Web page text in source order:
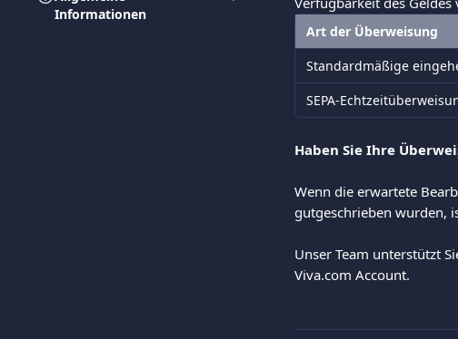
Informationen
Art der Überweisung
Standardmäßige
SEPA-
Haben Sie Ihre
Wenn die erwartete
gutgeschrieben wurden,
Unser Team unterstützt
Viva.com Account.